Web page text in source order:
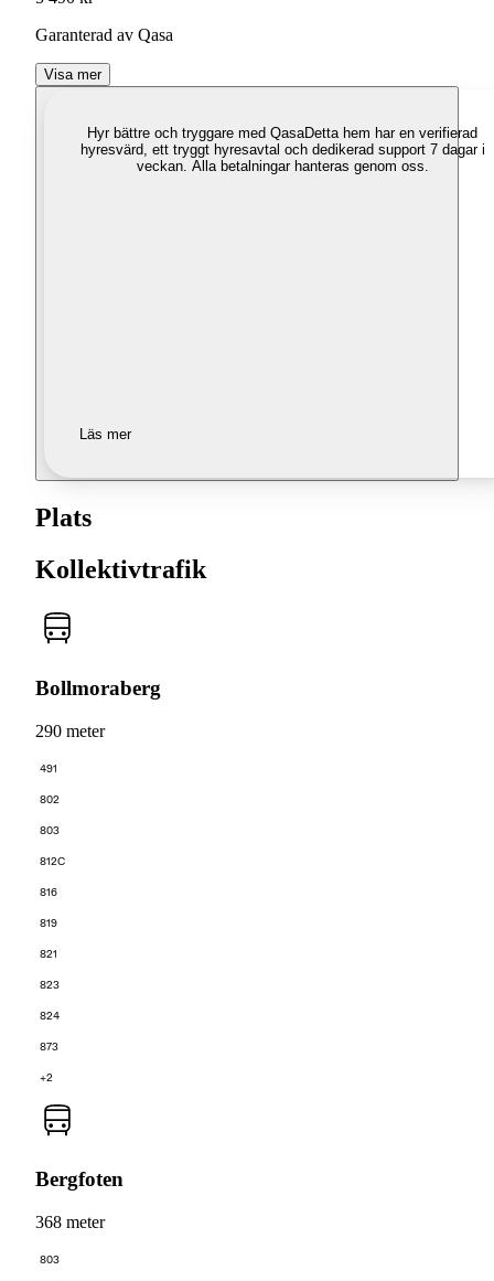
Garanterad av Qasa
Visa mer
Hyr bättre och tryggare med QasaDetta hem har en verifierad
hyresvärd, ett tryggt hyresavtal och dedikerad support 7 dagar i
veckan. Alla betalningar hanteras genom oss.
Läs mer
Plats
Kollektivtrafik
Bollmoraberg
290 meter
491
802
803
812C
816
819
821
823
824
873
+2
Bergfoten
368 meter
803